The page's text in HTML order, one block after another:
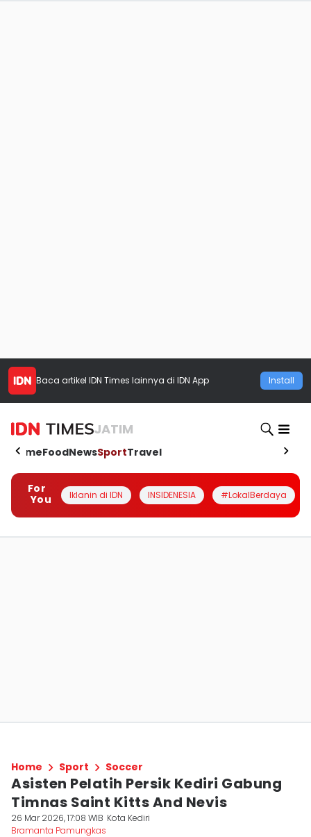
Baca artikel IDN Times lainnya di IDN App Install
JATIM
HomeFoodNewsSportTravel
For
You
Iklanin di IDN INSIDENESIA #LokalBerdaya
Home Sport Soccer
Asisten Pelatih Persik Kediri Gabung
Timnas Saint Kitts And Nevis
26 Mar 2026, 17:08 WIB Kota Kediri
Bramanta Pamungkas